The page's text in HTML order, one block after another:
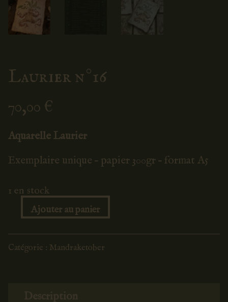
Laurier n°16
€
Aquarelle Laurier
Exemplaire unique – papier 300gr – format A5
1 en stock
quantité
Laurier
Ajouter au panier
Catégorie : Mandraketober